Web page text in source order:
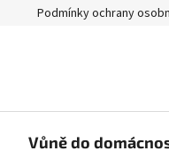
Podmínky ochrany
Vůně do